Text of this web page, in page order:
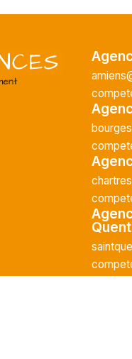
07/07/2026
recherche pour son
H/F afin